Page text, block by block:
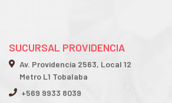
SUCURSAL PROVIDENCIA
Av. Providencia 2563, Local 12
Metro L1 Tobalaba
+569 9933 8039